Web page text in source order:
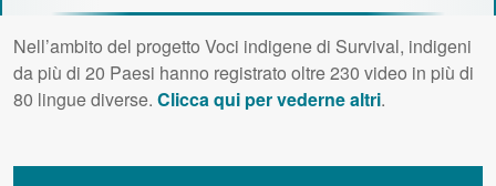
Nell’ambito del progetto Voci indigene di Survival, indigeni
da più di 20 Paesi hanno registrato oltre 230 video in più di
80 lingue diverse. Clicca qui per vederne altri.